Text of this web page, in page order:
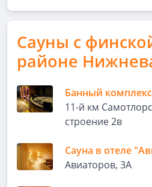
Сауны с
районе
Банный комплекс
11-й км
строение 2в
Сауна в отеле
Авиаторов, 3А